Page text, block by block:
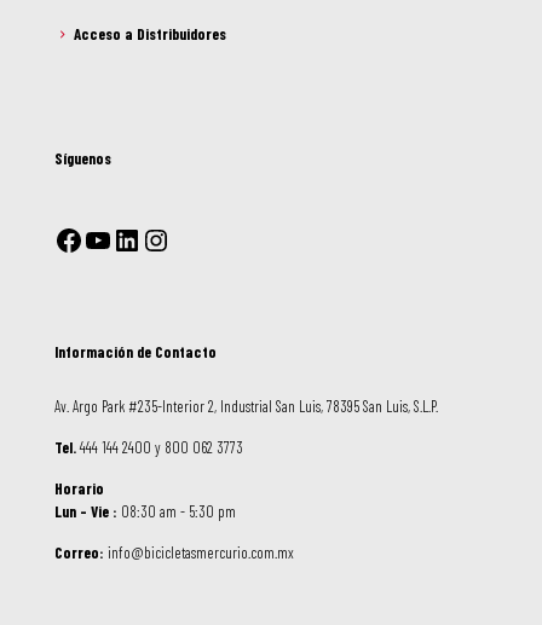
Acceso a Distribuidores
Síguenos
Información de Contacto
Av. Argo Park #235-Interior 2, Industrial San Luis, 78395 San Luis, S.L.P.
Tel.444 144 2400 y 800 062 3773
Horario
Lun – Vie : 08:30 am - 5:30 pm
Correo: info@bicicletasmercurio.com.mx